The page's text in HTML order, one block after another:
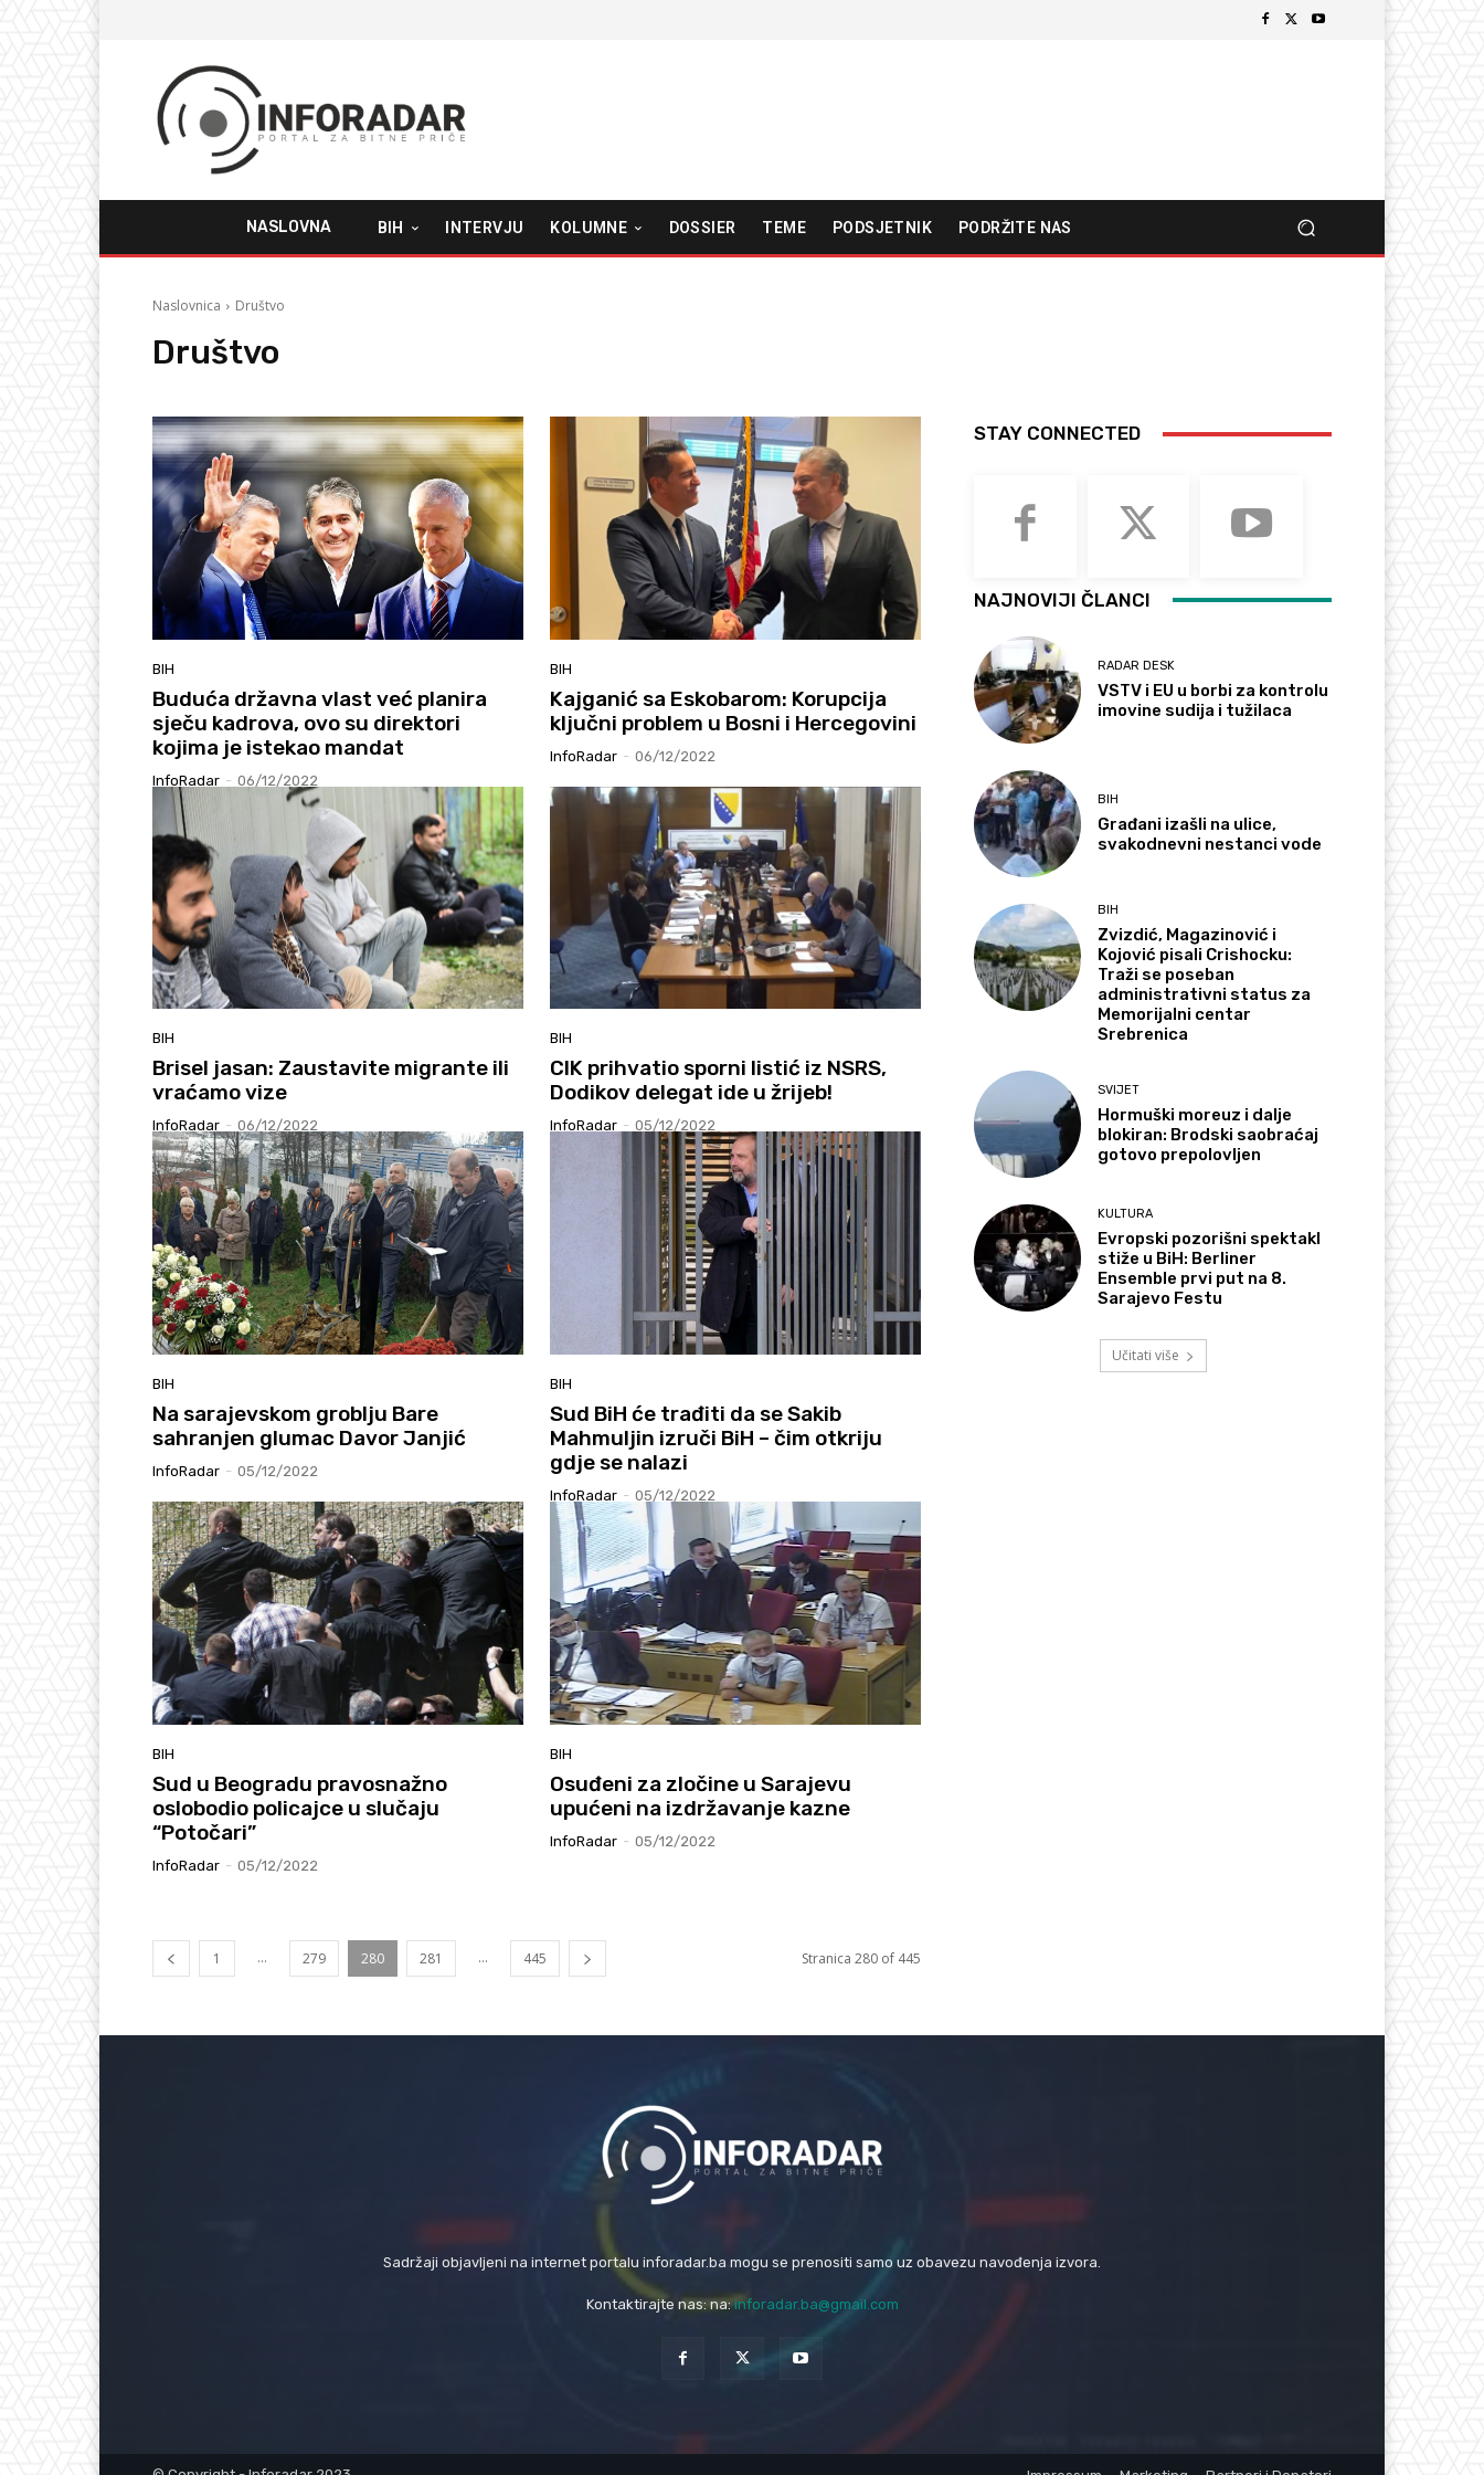
NASLOVNA BIH INTERVJU KOLUMNE DOSSIER TEME PODSJETNIK PODRŽITE NAS
Naslovnica Društvo
Društvo
BIH
Buduća državna vlast već planira
sječu kadrova, ovo su direktori
kojima je istekao mandat
InfoRadar - 06/12/2022
BIH
Kajganić sa Eskobarom: Korupcija
ključni problem u Bosni i Hercegovini
InfoRadar - 06/12/2022
BIH
Brisel jasan: Zaustavite migrante ili
vraćamo vize
InfoRadar - 06/12/2022
BIH
CIK prihvatio sporni listić iz NSRS,
Dodikov delegat ide u žrijeb!
InfoRadar - 05/12/2022
BIH
Na sarajevskom groblju Bare
sahranjen glumac Davor Janjić
InfoRadar - 05/12/2022
BIH
Sud BiH će trađiti da se Sakib
Mahmuljin izruči BiH – čim otkriju
gdje se nalazi
InfoRadar - 05/12/2022
BIH
Sud u Beogradu pravosnažno
oslobodio policajce u slučaju
“Potočari”
InfoRadar - 05/12/2022
BIH
Osuđeni za zločine u Sarajevu
upućeni na izdržavanje kazne
InfoRadar - 05/12/2022
1 ... 279 280 281 ... 445 Stranica 280 of 445
STAY CONNECTED
NAJNOVIJI ČLANCI
RADAR DESK
VSTV i EU u borbi za kontrolu
imovine sudija i tužilaca
BIH
Građani izašli na ulice,
svakodnevni nestanci vode
BIH
Zvizdić, Magazinović i
Kojović pisali Crishocku:
Traži se poseban
administrativni status za
Memorijalni centar
Srebrenica
SVIJET
Hormuški moreuz i dalje
blokiran: Brodski saobraćaj
gotovo prepolovljen
KULTURA
Evropski pozorišni spektakl
stiže u BiH: Berliner
Ensemble prvi put na 8.
Sarajevo Festu
Učitati više
Sadržaji objavljeni na internet portalu inforadar.ba mogu se prenositi samo uz obavezu navođenja izvora.
Kontaktirajte nas: na:inforadar.ba@gmail.com